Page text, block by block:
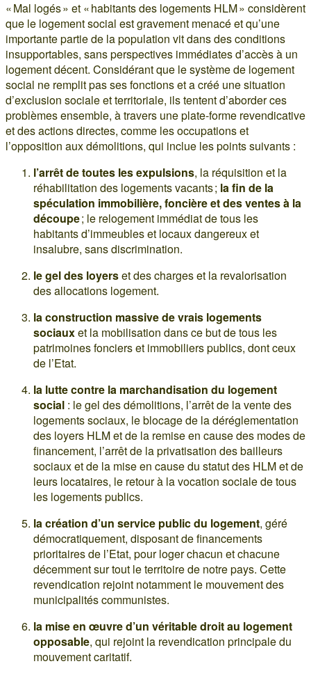
« Mal logés » et « habitants des logements HLM » considèrent
que le logement social est gravement menacé et qu’une
importante partie de la population vit dans des conditions
insupportables, sans perspectives immédiates d’accès à un
logement décent. Considérant que le système de logement
social ne remplit pas ses fonctions et a créé une situation
d’exclusion sociale et territoriale, ils tentent d’aborder ces
problèmes ensemble, à travers une plate-forme revendicative
et des actions directes, comme les occupations et
l’opposition aux démolitions, qui inclue les points suivants :
l’arrêt de toutes les expulsions, la réquisition et la
réhabilitation des logements vacants ; la fin de la
spéculation immobilière, foncière et des ventes à la
découpe; le relogement immédiat de tous les
habitants d’immeubles et locaux dangereux et
insalubre, sans discrimination.
le gel des loyerset des charges et la revalorisation
des allocations logement.
la construction massive de vrais logements
sociauxet la mobilisation dans ce but de tous les
patrimoines fonciers et immobiliers publics, dont ceux
de l’Etat.
la lutte contre la marchandisation du logement
social : le gel des démolitions, l’arrêt de la vente des
logements sociaux, le blocage de la déréglementation
des loyers HLM et de la remise en cause des modes de
financement, l’arrêt de la privatisation des bailleurs
sociaux et de la mise en cause du statut des HLM et de
leurs locataires, le retour à la vocation sociale de tous
les logements publics.
la création d’un service public du logement, géré
démocratiquement, disposant de financements
prioritaires de l’Etat, pour loger chacun et chacune
décemment sur tout le territoire de notre pays. Cette
revendication rejoint notamment le mouvement des
municipalités communistes.
la mise en œuvre d’un véritable droit au logement
opposable, qui rejoint la revendication principale du
mouvement caritatif.